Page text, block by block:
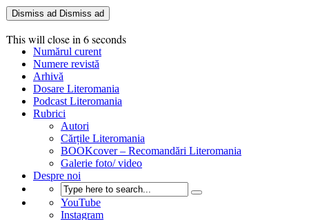
Dismiss ad Dismiss ad
This will close in 5seconds
Numărul curent
Numere revistă
Arhivă
Dosare Literomania
Podcast Literomania
Rubrici
Autori
Cărțile Literomania
BOOKcover – Recomandări Literomania
Galerie foto/ video
Despre noi
YouTube
Instagram